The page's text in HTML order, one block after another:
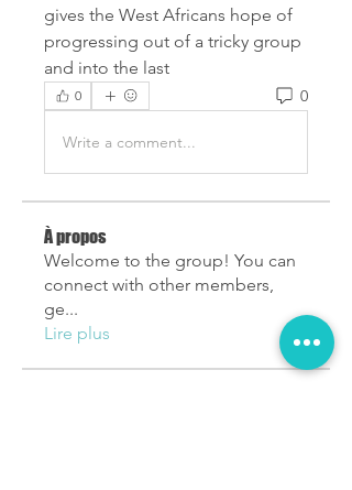
gives the West Africans hope of
progressing out of a tricky group
and into the last
0 0
Write a comment...
À propos
Welcome to the group! You can
connect with other members,
ge...
Lire plus